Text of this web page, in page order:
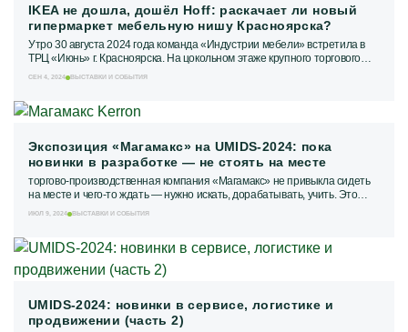
ЕЩЁ РУБРИКИ
ЖУРНАЛ ИНДУСТРИЯ МЕБЕЛИ
ИНФОРМАЦИЯ О ПОРТАЛЕ
IKEA не дошла, дошёл Hoff: раскачает ли новый
гипермаркет мебельную нишу Красноярска?
Утро 30 августа 2024 года команда «Индустрии мебели» встретила в
ТРЦ «Июнь» г. Красноярска. На цокольном этаже крупного торгового
центра открыл свои двери...
СЕН 4, 2024 ВЫСТАВКИ И СОБЫТИЯ
Экспозиция «Магамакс» на UMIDS-2024: пока
новинки в разработке — не стоять на месте
торгово-производственная компания «Магамакс» не привыкла сидеть
на месте и чего-то ждать — нужно искать, дорабатывать, учить. Это
выразилось даже в стенде...
ИЮЛ 9, 2024 ВЫСТАВКИ И СОБЫТИЯ
UMIDS-2024: новинки в сервисе, логистике и
продвижении (часть 2)